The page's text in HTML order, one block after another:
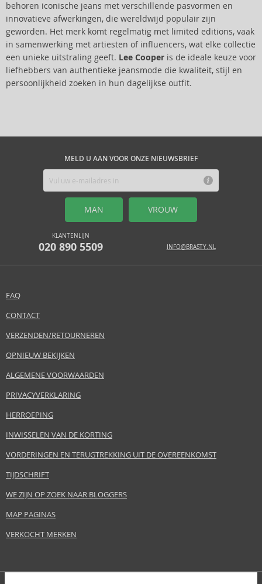
behoren iconische jeans met verschillende pasvormen en
innovatieve afwerkingen, die wereldwijd populair zijn
geworden. Het merk komt regelmatig met limited editions, vaak
in samenwerking met artiesten of influencers, wat elke collectie
een unieke uitstraling geeft. Lee Cooper is de ideale keuze voor
liefhebbers van authentieke jeansmode die kwaliteit, stijl en
persoonlijkheid zoeken in hun dagelijkse outfit.
MELD U AAN VOOR ONZE NIEUWSBRIEF
MAN VROUW
KLANTENLIJN
020 890 5509 INFO@BRASTY.NL
FAQ
CONTACT
VERZENDEN/RETOURNEREN
OPNIEUW BEKIJKEN
ALGEMENE VOORWAARDEN
PRIVACYVERKLARING
HERROEPING
INWISSELEN VAN DE KORTING
VORDERINGEN EN TERUGTREKKING UIT DE OVEREENKOMST
TIJDSCHRIFT
WE ZIJN OP ZOEK NAAR BLOGGERS
MAP PAGINAS
VERKOCHT MERKEN